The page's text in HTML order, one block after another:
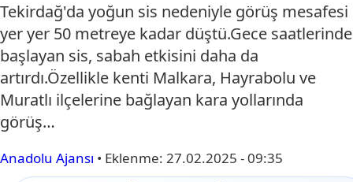
Tekirdağ'da yoğun sis nedeniyle görüş mesafesi
yer yer 50 metreye kadar düştü.Gece saatlerinde
başlayan sis, sabah etkisini daha da
artırdı.Özellikle kenti Malkara, Hayrabolu ve
Muratlı ilçelerine bağlayan kara yollarında
görüş…
Anadolu Ajansı • Eklenme: 27.02.2025 - 09:35